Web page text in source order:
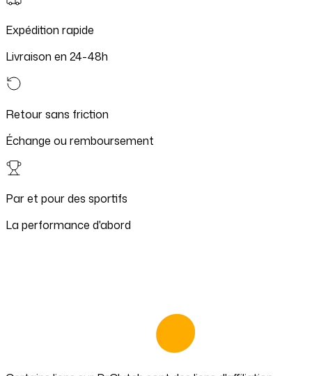
Expédition rapide
Livraison en 24-48h
Retour sans friction
Échange ou remboursement
Par et pour des sportifs
La performance d'abord